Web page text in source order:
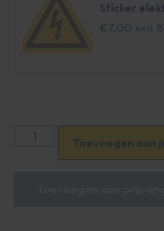
Sticker
€7,00
Straatkast
Toevoegen aan